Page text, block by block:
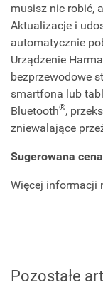
musisz nic robić,
Aktualizacje i
automatycznie
Urządzenie
bezprzewodowe
smartfona lub
Bluetooth®,
zniewalające
Sugerowana
Więcej informacji
Pozostałe